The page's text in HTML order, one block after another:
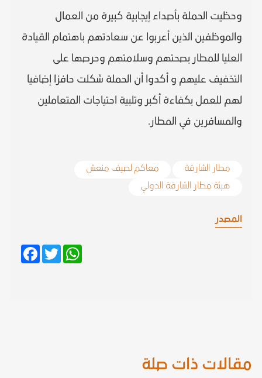
مقالات ذات صلة
وحظيت الحملة بأصداء إيجابية كبيرة من العمال
والموظفين الذين أعربوا عن سعادتهم باهتمام القيادة
العليا للمطار بصحتهم وسلامتهم وحرصها على
التخفيف عليهم و أكدوا أن الحملة شكلت حافزا إضافيا
لهم للعمل بكفاءة أكبر وتلبية احتياجات المتعاملين
والمسافرين في المطار.
مطار الشارقة
معاكم لصيف منعش
هيئة مطار الشارقة الدولي
المصدر
Facebook
Twitter